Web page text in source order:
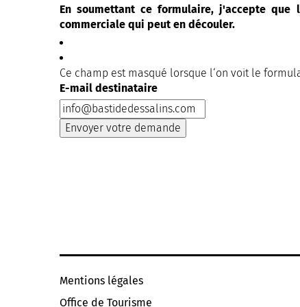
En soumettant ce formulaire, j'accepte
commerciale qui peut en découler.
Ce champ est masqué lorsque l‘on voit le
E-mail destinataire
Mentions légales
Office de Tourisme